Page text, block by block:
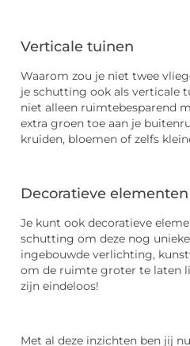
Verticale tuinen
Waarom zou je niet twee
je schutting ook als verticale
niet alleen ruimtebesparend
extra groen toe aan je
kruiden, bloemen of zelfs
Decoratieve elementen
Je kunt ook decoratieve
schutting om deze nog
ingebouwde verlichting,
om de ruimte groter te laten
zijn eindeloos!
Met al deze inzichten ben jij